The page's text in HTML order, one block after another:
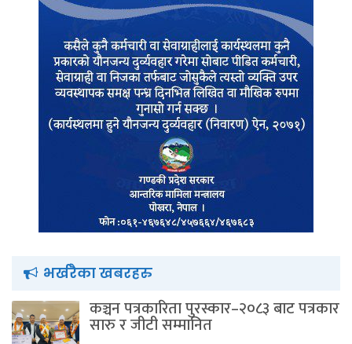
भर्खरैका खबरहरु
कञ्चन पत्रकारिता पुरस्कार–२०८३ बाट पत्रकार
सारु र जीटी सम्मानित